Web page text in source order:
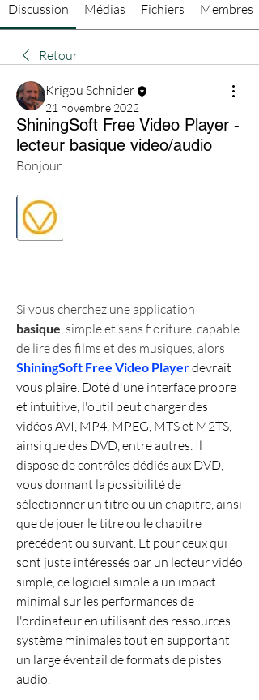
Discussion Médias Fichiers Membres
Retour
Krigou Schnider
21 novembre 2022
ShiningSoft Free Video Player -
lecteur basique video/audio
Bonjour,
basique, simple et sans fioriture, capable
ShiningSoft Free Video Player devrait
vous plaire. Doté d'une interface propre
et intuitive, l'outil peut charger des
vidéos AVI, MP4, MPEG, MTS et M2TS,
ainsi que des DVD, entre autres. Il
dispose de contrôles dédiés aux DVD,
vous donnant la possibilité de
sélectionner un titre ou un chapitre, ainsi
que de jouer le titre ou le chapitre
précédent ou suivant. Et pour ceux qui
sont juste intéressés par un lecteur vidéo
simple, ce logiciel simple a un impact
minimal sur les performances de
l'ordinateur en utilisant des ressources
système minimales tout en supportant
un large éventail de formats de pistes
audio.